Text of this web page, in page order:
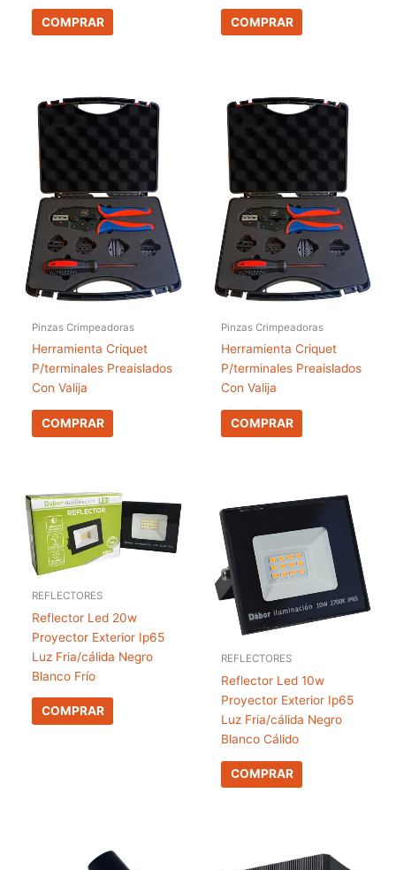
COMPRAR COMPRAR
Pinzas Crimpeadoras
Herramienta Criquet
P/terminales Preaislados
Con Valija
COMPRAR
Pinzas Crimpeadoras
Herramienta Criquet
P/terminales Preaislados
Con Valija
COMPRAR
REFLECTORES
Reflector Led 20w
Proyector Exterior Ip65
Luz Fria/cálida Negro
Blanco Frío
COMPRAR
REFLECTORES
Reflector Led 10w
Proyector Exterior Ip65
Luz Fria/cálida Negro
Blanco Cálido
COMPRAR